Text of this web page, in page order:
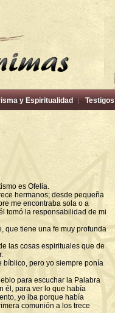
y Espiritualidad Testigos
es Ofelia.
hermanos; desde pequeña
me encontraba sola o a
tomó la responsabilidad de mi
que tiene una fe muy profunda
las cosas espirituales que de
bíblico, pero yo siempre ponía
para escuchar la Palabra
él, para ver lo que había
yo iba porque había
comunión a los trece